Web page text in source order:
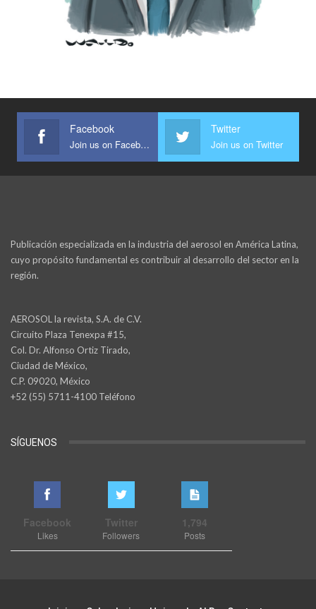
Facebook
Join us on Facebook
Twitter
Join us on Twitter
Publicación especializada en la industria del aerosol en América Latina,
cuyo propósito fundamental es contribuir al desarrollo del sector en la
región.
AEROSOL la revista, S.A. de C.V.
Circuito Plaza Tenexpa #15,
Col. Dr. Alfonso Ortiz Tirado,
Ciudad de México,
C.P. 09020, México
+52 (55) 5711-4100 Teléfono
SÍGUENOS
Facebook
Likes
Twitter
Followers
1,794
Posts